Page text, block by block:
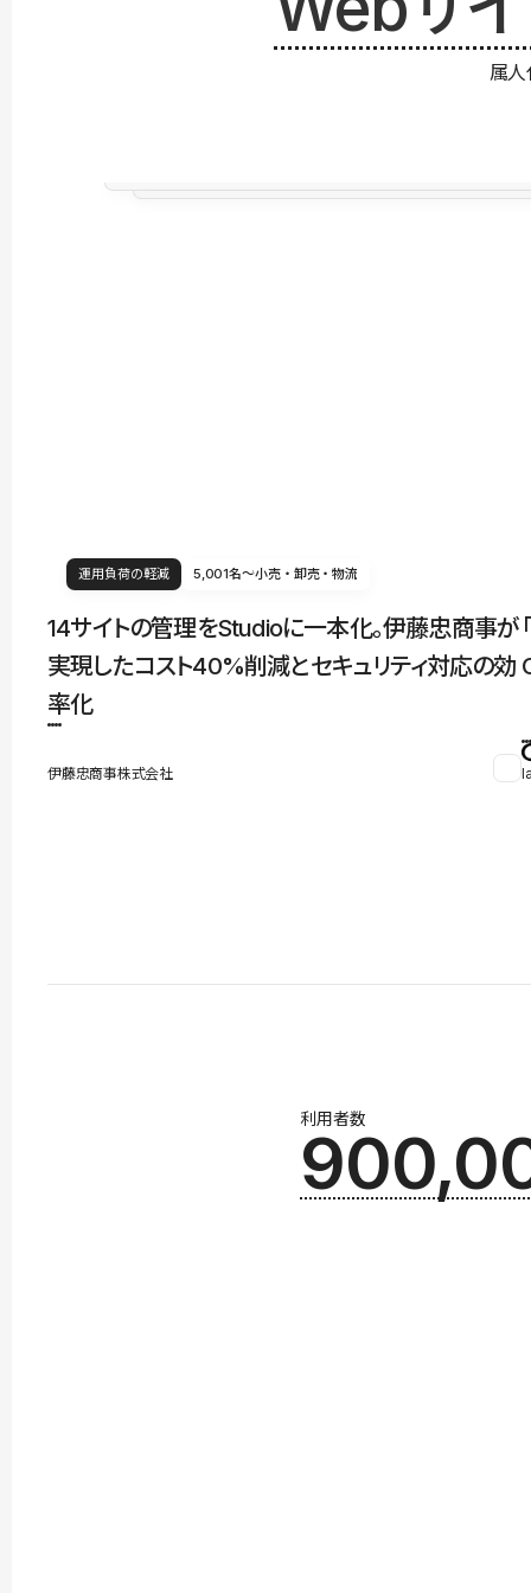
属人
運用負荷の軽減 5,001名〜小売・卸売・物流
14サイトの管理をStudioに一本化。伊藤忠商事が
実現したコスト40%削減とセキュリティ対応の効
率化
伊藤忠商事株式会社
利用者数